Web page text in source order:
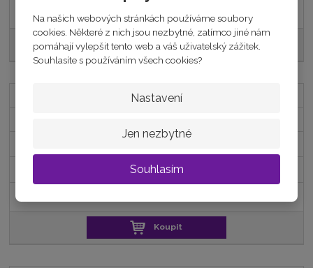
Na našich webových stránkách používáme soubory
cookies. Některé z nich jsou nezbytné, zatímco jiné nám
pomáhají vylepšit tento web a váš uživatelský zážitek.
Souhlasíte s používáním všech cookies?
Nastavení
Jen nezbytné
Souhlasím
Koupit
Koupit